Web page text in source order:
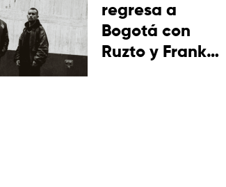
regresa a
Bogotá con
Ruzto y Frank